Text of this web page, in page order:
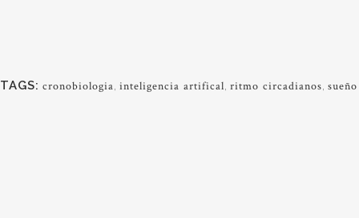
TAGS: cronobiologia, inteligencia artifical, ritmo circadianos, sueño